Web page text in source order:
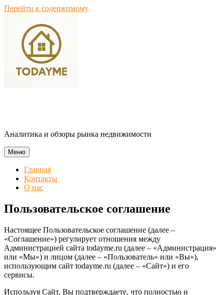
Перейти к содержимому
Аналитика и обзоры рынка недвижимости
Меню
Главная
Контакты
О нас
Пользовательское соглашение
Настоящее Пользовательское соглашение (далее –
«Соглашение») регулирует отношения между
Администрацией сайта todayme.ru (далее – «Администрация»
или «Мы») и лицом (далее – «Пользователь» или «Вы»),
использующим сайт todayme.ru (далее – «Сайт») и его
сервисы.
Используя Сайт, Вы подтверждаете, что полностью и